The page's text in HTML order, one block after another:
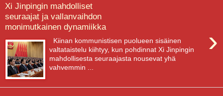
Xi Jinpingin mahdolliset
seuraajat ja vallanvaihdon
monimutkainen dynamiikka
›
Kiinan kommunistisen puolueen sisäinen
valtataistelu kiihtyy, kun pohdinnat Xi Jinpingin
mahdollisesta seuraajasta nousevat yhä
vahvemmin ...